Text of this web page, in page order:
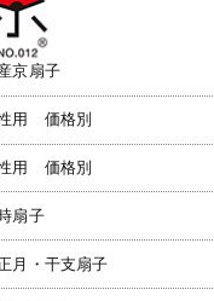
京扇子
用 価格別
用 価格別
扇子
月・干支扇子